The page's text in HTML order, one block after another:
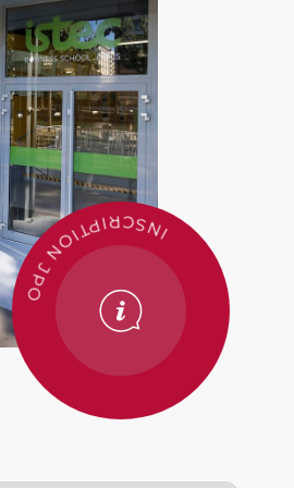
INSCRIPTION JPO